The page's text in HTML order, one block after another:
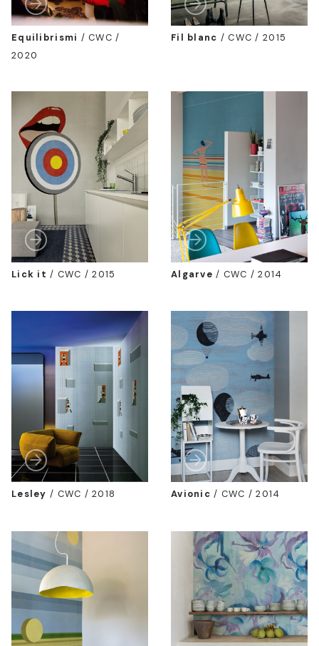
Equilibrismi /CWC /
2020
Fil blanc /CWC / 2015
Lick it / CWC / 2015 Algarve / CWC / 2014
Lesley / CWC / 2018 Avionic / CWC / 2014